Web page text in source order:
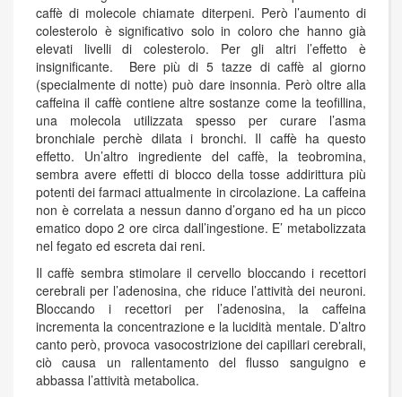
caffè di molecole chiamate diterpeni. Però l’aumento di
colesterolo è significativo solo in coloro che hanno già
elevati livelli di colesterolo. Per gli altri l’effetto è
insignificante. Bere più di 5 tazze di caffè al giorno
(specialmente di notte) può dare insonnia. Però oltre alla
caffeina il caffè contiene altre sostanze come la teofillina,
una molecola utilizzata spesso per curare l’asma
bronchiale perchè dilata i bronchi. Il caffè ha questo
effetto. Un’altro ingrediente del caffè, la teobromina,
sembra avere effetti di blocco della tosse addirittura più
potenti dei farmaci attualmente in circolazione. La caffeina
non è correlata a nessun danno d’organo ed ha un picco
ematico dopo 2 ore circa dall’ingestione. E’ metabolizzata
nel fegato ed escreta dai reni.
Il caffè sembra stimolare il cervello bloccando i recettori
cerebrali per l’adenosina, che riduce l’attività dei neuroni.
Bloccando i recettori per l’adenosina, la caffeina
incrementa la concentrazione e la lucidità mentale. D’altro
canto però, provoca vasocostrizione dei capillari cerebrali,
ciò causa un rallentamento del flusso sanguigno e
abbassa l’attività metabolica.